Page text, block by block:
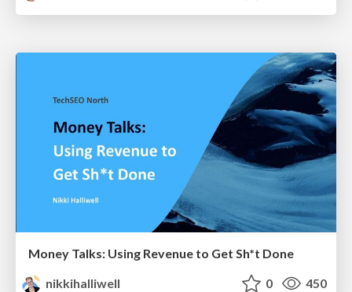
Money Talks: Using Revenue to Get Sh*t Done
nikkihalliwell
0 450